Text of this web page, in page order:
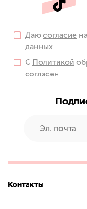
Даю согласие
данных
С Политикой
согласен
Контакты